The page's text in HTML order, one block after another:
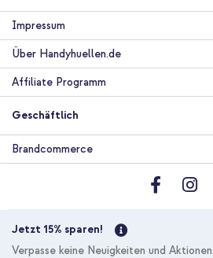
Impressum
Über Handyhuellen.de
Affiliate Programm
Geschäftlich
Brandcommerce
Jetzt 15% sparen!
Verpasse keine Neuigkeiten und